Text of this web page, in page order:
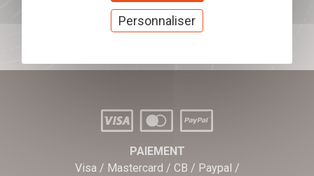
J'offre des chèques cadeaux
PAIEMENT
Visa / Mastercard / CB / Paypal /
Personnaliser